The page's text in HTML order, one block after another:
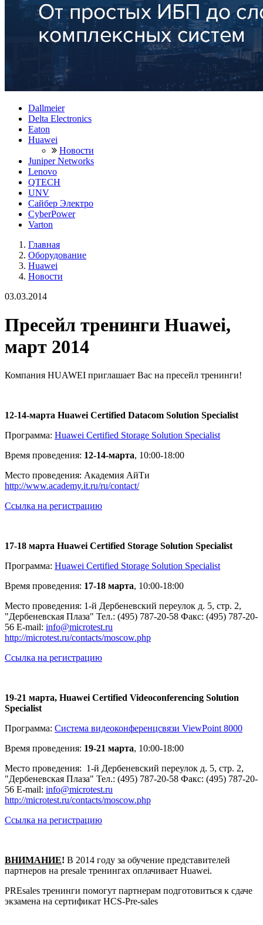
Dallmeier
Delta Electronics
Eaton
Huawei
Новости
Juniper Networks
Lenovo
QTECH
UNV
Сайбер Электро
CyberPower
Varton
Главная
Оборудование
Huawei
Новости
03.03.2014
Пресейл тренинги Huawei,
март 2014
Компания HUAWEI приглашает Вас на пресейл тренинги!
12-14-марта Huawei Certified Datacom Solution Specialist
Программа: Huawei Certified Storage Solution Specialist
Время проведения: 12-14-марта, 10:00-18:00
Место проведения: Академия АйТи
http://www.academy.it.ru/ru/contact/
Ссылка на регистрацию
17-18 марта Huawei Certified Storage Solution Specialist
Программа: Huawei Certified Storage Solution Specialist
Время проведения: 17-18 марта, 10:00-18:00
Место проведения: 1-й Дербеневский переулок д. 5, стр. 2,
"Дербеневская Плаза" Тел.: (495) 787-20-58 Факс: (495) 787-20-
56 E-mail: info@microtest.ru
http://microtest.ru/contacts/moscow.php
Ссылка на регистрацию
19-21 марта, Huawei Certified Videoconferencing Solution
Specialist
Программа: Cистема видеоконференцсвязи ViewPoint 8000
Время проведения: 19-21 марта, 10:00-18:00
Место проведения: 1-й Дербеневский переулок д. 5, стр. 2,
"Дербеневская Плаза" Тел.: (495) 787-20-58 Факс: (495) 787-20-
56 E-mail: info@microtest.ru
http://microtest.ru/contacts/moscow.php
Ссылка на регистрацию
ВНИМАНИЕ! В 2014 году за обучение представителей
партнеров на presale тренингах оплачивает Huawei.
PREsales тренинги помогут партнерам подготовиться к сдаче
экзамена на сертификат HCS-Pre-sales